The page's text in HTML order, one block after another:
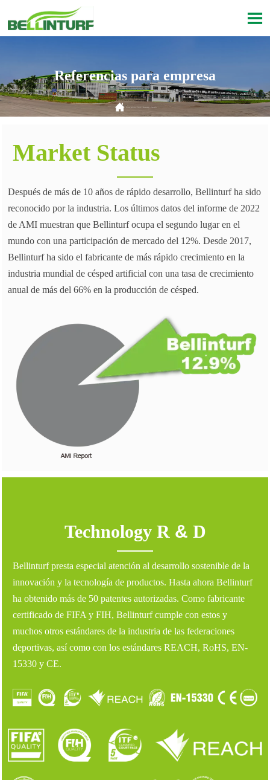

Referencias para empresa
 Desempaños
Market Status
Después de más de 10 años de rápido desarrollo, Bellinturf ha sido
reconocido por la industria. Los últimos datos del informe de 2022
de AMI muestran que Bellinturf ocupa el segundo lugar en el
mundo con una participación de mercado del 12%. Desde 2017,
Bellinturf ha sido el fabricante de más rápido crecimiento en la
industria mundial de césped artificial con una tasa de crecimiento
anual de más del 66% en la producción de césped.
Technology R & D
Bellinturf presta especial atención al desarrollo sostenible de la
innovación y la tecnología de productos. Hasta ahora Bellinturf
ha obtenido más de 50 patentes autorizadas. Como fabricante
certificado de FIFA y FIH, Bellinturf cumple con estos y
muchos otros estándares de la industria de las federaciones
deportivas, así como con los estándares REACH, RoHS, EN-
15330 y CE.